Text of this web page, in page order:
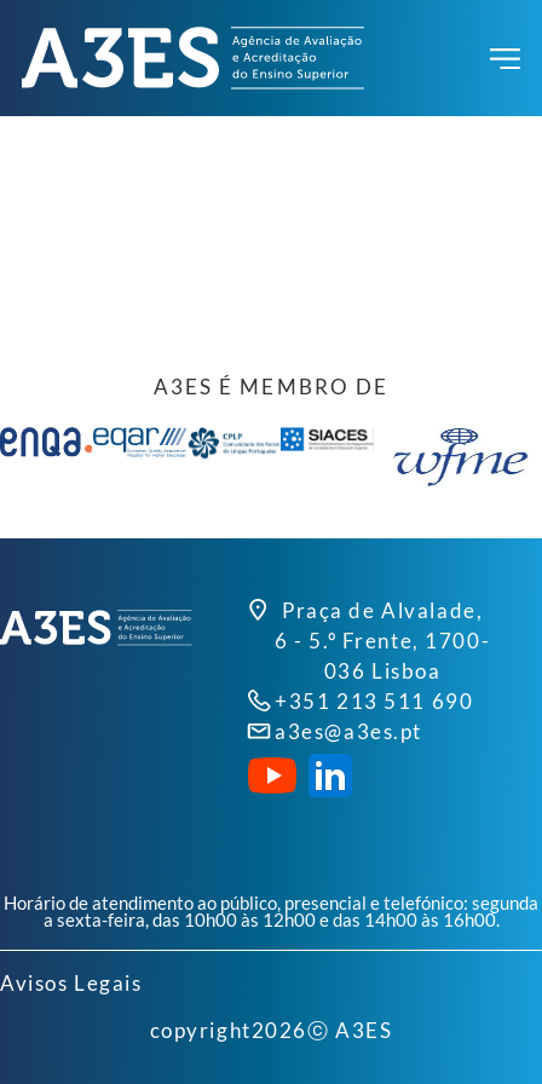
A3ES É MEMBRO DE
Praça de Alvalade,
6 - 5.º Frente, 1700-
036 Lisboa
+351 213 511 690
a3es@a3es.pt
Horário de atendimento ao público, presencial e telefónico: segunda
a sexta-feira, das 10h00 às 12h00 e das 14h00 às 16h00.
Avisos Legais
copyright2026ⓒ A3ES